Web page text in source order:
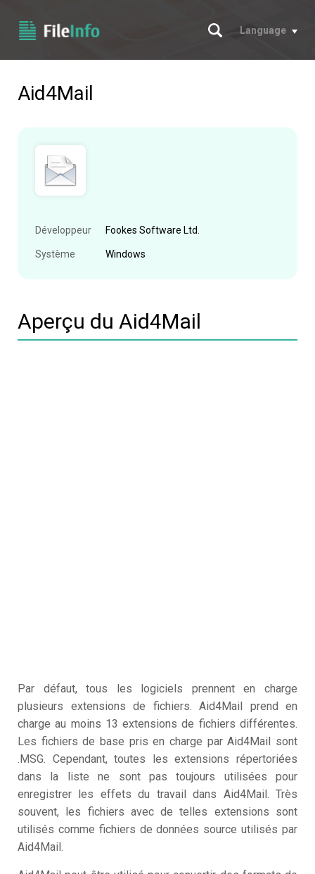
Chercher
Language
Aid4Mail
Développeur Fookes Software Ltd.
Système Windows
Aperçu du Aid4Mail
Par défaut, tous les logiciels prennent en charge
plusieurs extensions de fichiers. Aid4Mail prend en
charge au moins 13 extensions de fichiers différentes.
Les fichiers de base pris en charge par Aid4Mail sont
.MSG. Cependant, toutes les extensions répertoriées
dans la liste ne sont pas toujours utilisées pour
enregistrer les effets du travail dans Aid4Mail. Très
souvent, les fichiers avec de telles extensions sont
utilisés comme fichiers de données source utilisés par
Aid4Mail.